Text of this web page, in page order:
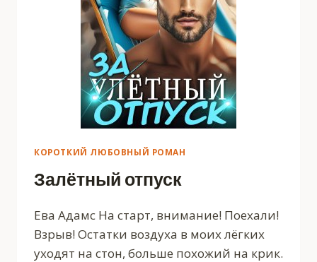
КОРОТКИЙ ЛЮБОВНЫЙ РОМАН
Залётный отпуск
Ева Адамс На старт, внимание! Поехали!
Взрыв! Остатки воздуха в моих лёгких
уходят на стон, больше похожий на крик.